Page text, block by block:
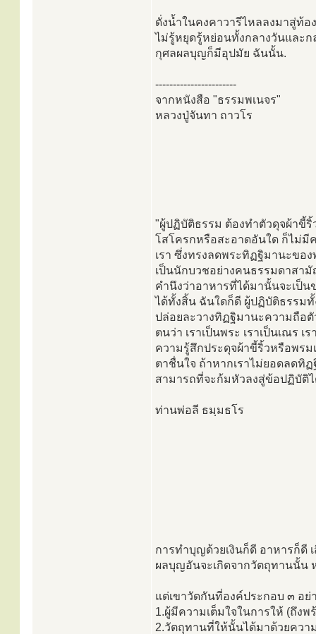
ดั่งน้ำในคงคาวารีไหลลงมาสู่ท้อ
ไม่รู้หยุดรู้หย่อนทั้งกลางวันและ
กุศลผลบุญก็มีอุปมัย ฉันนั้น.
-----------------------
จากหนังสือ "ธรรมพเนจร"
หลวงปู่จันทา ถาวโร
"ผู้ปฏิบัติธรรม ต้องทำตัวดุจผ้าขี้ริ้
โสโครกหรือสะอาดอันใด ก็ไม่มี
เรา ซึ่งทรงลดพระทิฏฐิมานะขอ
เป็นนักบวชอย่างคนธรรมดาสา
คำนึงว่าอาหารที่ได้มานั้นจะเป็
ได้ทั้งสิ้น ฉันใดก็ดี ผู้ปฏิบัติธรรม
ปล่อยละวางทิฏฐิมานะความถือ
ตนว่า เราเป็นพระ เราเป็นเณร
ความรู้สึกประดุจผ้าขี้ริ้วหรือพร
ตาชื่นใจ ถ้าหากเราไม่ยอดลดทิ
สามารถที่จะก้มหัวลงสู่ข้อปฏิบัติไ
ท่านพ่อลี ธมฺมธโร
การทำบุญด้วยเงินก็ดี อาหารก็ดี
ผลบุญอันจะเกิดจากวัตถุทานนั้น
แต่เขาวัดกันที่องค์ประกอบ ๓ อย่
1.ผู้มีความเต็มใจในการให้ (ถึงพ
2.วัตถุทานที่ให้นั้นได้มาด้วยควา